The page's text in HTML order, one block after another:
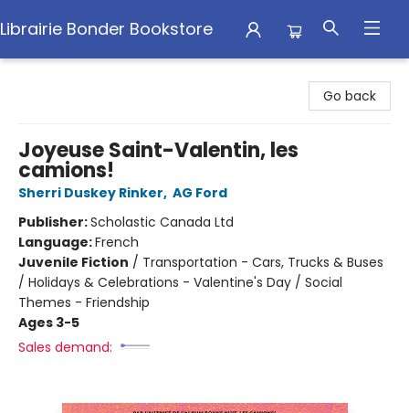
Librairie Bonder Bookstore
Go back
Joyeuse Saint-Valentin, les
camions!
Sherri Duskey Rinker, AG Ford
Publisher:Scholastic Canada Ltd
Language:French
Juvenile Fiction / Transportation - Cars, Trucks & Buses
/ Holidays & Celebrations - Valentine's Day / Social
Themes - Friendship
Ages 3-5
Sales demand: